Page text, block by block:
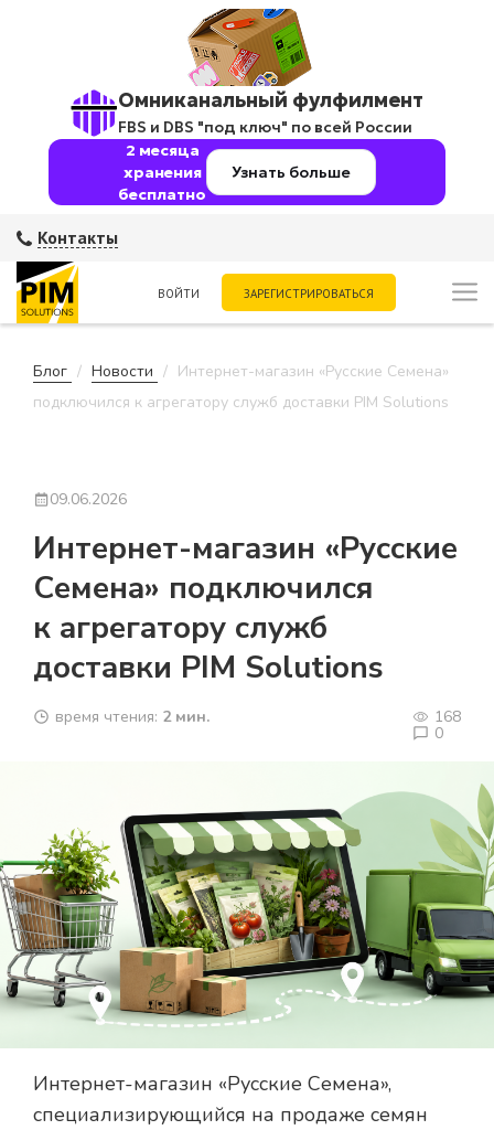
Омниканальный фулфилмент
FBS и DBS "под ключ" по всей России
2 месяца
хранения
бесплатно
Узнать больше
Контакты
ВОЙТИ ЗАРЕГИСТРИРОВАТЬСЯ
Блог Новости
Интернет-магазин «Русские Семена»
подключился к агрегатору служб доставки PIM Solutions
09.06.2026
Интернет-магазин «Русские
Семена» подключился
к агрегатору служб
доставки PIM Solutions
время чтения: 2 мин. 168
0
Интернет-магазин «Русские Семена»,
специализирующийся на продаже семян